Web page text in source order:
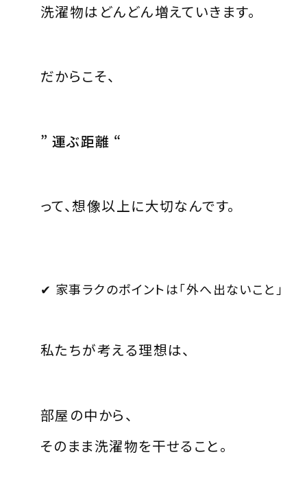
洗濯物はどんどん増えていきます。
だからこそ、
” 運ぶ距離 “
って、想像以上に大切なんです。
✔ 家事ラクのポイントは「外へ出ないこと」
私たちが考える理想は、
部屋の中から、
そのまま洗濯物を干せること。